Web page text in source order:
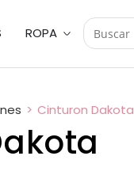
ROPA
> Cinturon Dakota